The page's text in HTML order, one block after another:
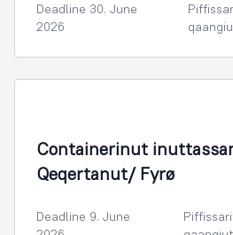
Deadline 30. June
2026
Containerinut
Qeqertanut/ Fyrø
Deadline 9. June